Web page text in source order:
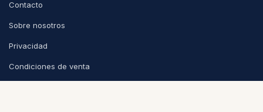
Contacto
Sobre nosotros
Privacidad
Condiciones de venta